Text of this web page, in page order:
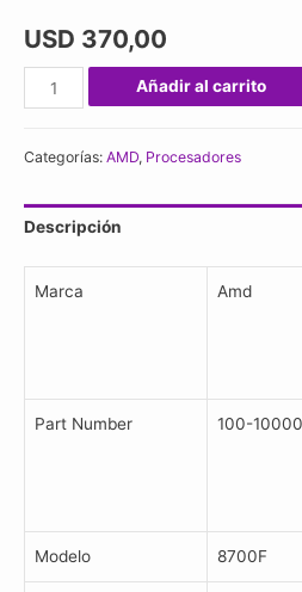
USD 370,00
Cpu
Amd
Am5
cantidad
Añadir al carrito
Categorías: AMD, Procesadores
Descripción
Marca Amd
Part Number 100-
Modelo 8700F